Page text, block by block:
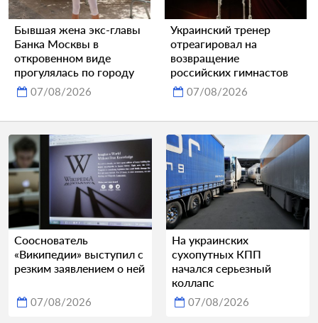
Бывшая жена экс-главы
Банка Москвы в
откровенном виде
прогулялась по городу
07/08/2026
Украинский тренер
отреагировал на
возвращение
российских гимнастов
07/08/2026
Сооснователь
«Википедии» выступил с
резким заявлением о ней
07/08/2026
На украинских
сухопутных КПП
начался серьезный
коллапс
07/08/2026